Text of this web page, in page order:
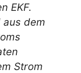
EKF.
aus dem
Strom